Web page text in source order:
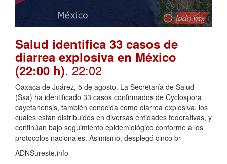
Salud identifica 33 casos de
diarrea explosiva en México
(22:00 h). 22:02
Oaxaca de Juárez, 5 de agosto. La Secretaría de Salud
(Ssa) ha identificado 33 casos confirmados de Cyclospora
cayetanensis, también conocida como diarrea explosiva, los
cuales están distribuidos en diversas entidades federativas, y
continúan bajo seguimiento epidemiológico conforme a los
protocolos nacionales. Asimismo, desplegó cinco br
ADNSureste.info